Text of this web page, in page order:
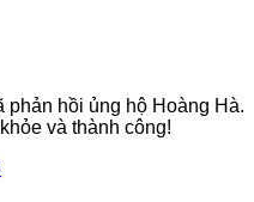
phản hồi ủng hộ Hoàng Hà.
và thành công!